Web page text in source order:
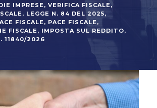
IMPRESE , VERIFICA FISCALE,
, LEGGE N. 84 DEL 2025,
FISCALE, PACE FISCALE,
FISCALE, IMPOSTA SUL REDDITO,
11840/2026